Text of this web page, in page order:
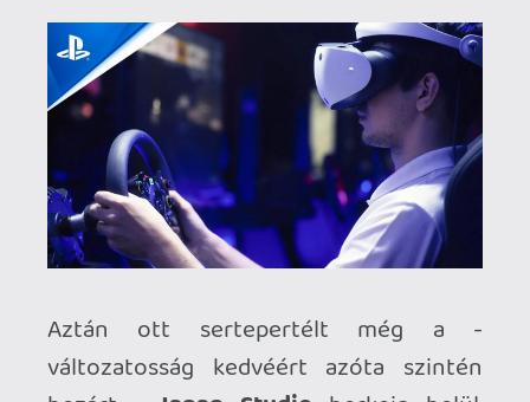
Egészen biztos vagyok benne, hogy
ennek a partnerségnek egymástól
teljesen eltérő fokozatai, szintjei vannak
az együttműködés tárgyát képező játék
volumenétől függően. A Capcommal
történő kiváló együttműködésnek hála a
Resident Evil 7: BiohazardVR-
támogatással jelent meg néhány
hónappal a PSVR indulása után, a
megjelenése napján sorakozott fel a
második generáció mögé, majd
decemberben duplázott minden idők